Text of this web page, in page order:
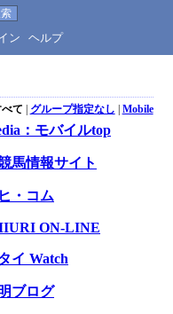
ン ヘルプ
て | グループ指定なし | Mobile
：モバイルtop
馬情報サイト
・コム
ON-LINE
イ Watch
ブログ